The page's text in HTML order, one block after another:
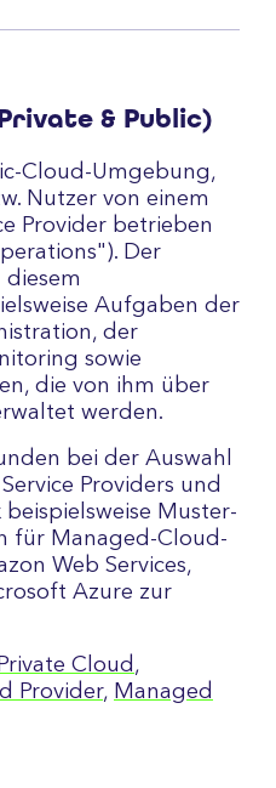
& Public)
Cloud-Umgebung,
Nutzer von einem
Provider betrieben
Der
Aufgaben der
der
sowie
die von ihm über
werden.
bei der Auswahl
Providers und
Muster-
für Managed-Cloud-
Web Services,
Azure zur
Cloud ,
Provider, Managed